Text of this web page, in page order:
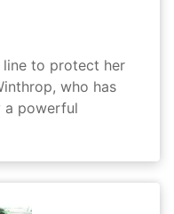
line to protect her
who has
a powerful